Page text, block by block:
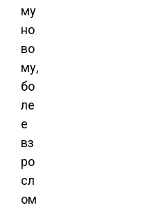
му
но
во
му,
бо
ле
е
вз
ро
сл
ом